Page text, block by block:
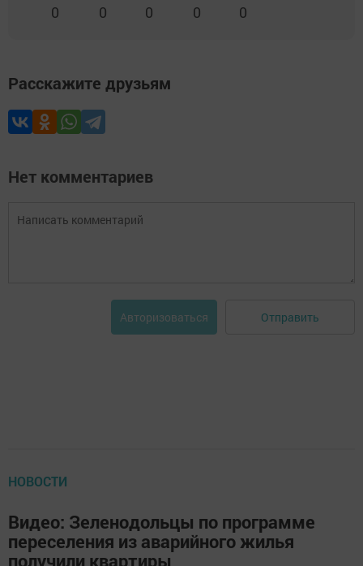
0 0 0 0 0
Расскажите друзьям
Нет комментариев
Авторизоваться Отправить
НОВОСТИ
Видео: Зеленодольцы по программе
переселения из аварийного жилья
получили квартиры